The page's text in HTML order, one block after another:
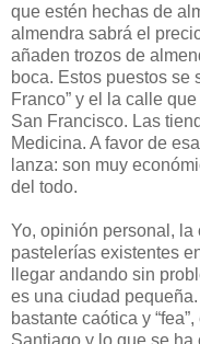
que estén hechas de
almendra sabrá el
añaden trozos de
boca. Estos puestos se
Franco” y el la calle
San Francisco. Las
Medicina. A favor de
lanza: son muy
del todo.
Yo, opinión personal,
pastelerías existentes
llegar andando sin
es una ciudad
bastante caótica y
Santiago y lo que se